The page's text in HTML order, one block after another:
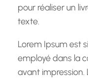
pour réaliser un
texte.
Lorem Ipsum est
employé dans la
avant impression.